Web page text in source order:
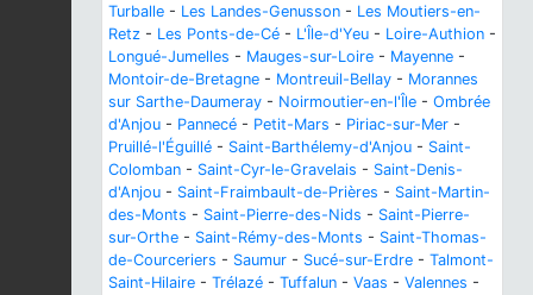
Turballe - Les Landes-Genusson - Les Moutiers-en-
Retz - Les Ponts-de-Cé - L'Île-d'Yeu - Loire-Authion -
Longué-Jumelles - Mauges-sur-Loire - Mayenne -
Montoir-de-Bretagne - Montreuil-Bellay - Morannes
sur Sarthe-Daumeray - Noirmoutier-en-l'Île - Ombrée
d'Anjou - Pannecé - Petit-Mars - Piriac-sur-Mer -
Pruillé-l'Éguillé - Saint-Barthélemy-d'Anjou - Saint-
Colomban - Saint-Cyr-le-Gravelais - Saint-Denis-
d'Anjou - Saint-Fraimbault-de-Prières - Saint-Martin-
des-Monts - Saint-Pierre-des-Nids - Saint-Pierre-
sur-Orthe - Saint-Rémy-des-Monts - Saint-Thomas-
de-Courceriers - Saumur - Sucé-sur-Erdre - Talmont-
Saint-Hilaire - Trélazé - Tuffalun - Vaas - Valennes -